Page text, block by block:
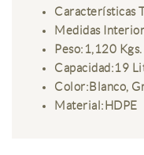
Características
Medidas
Peso:1,120 Kgs.
Capacidad:19
Color:Blanco,
Material:HDPE